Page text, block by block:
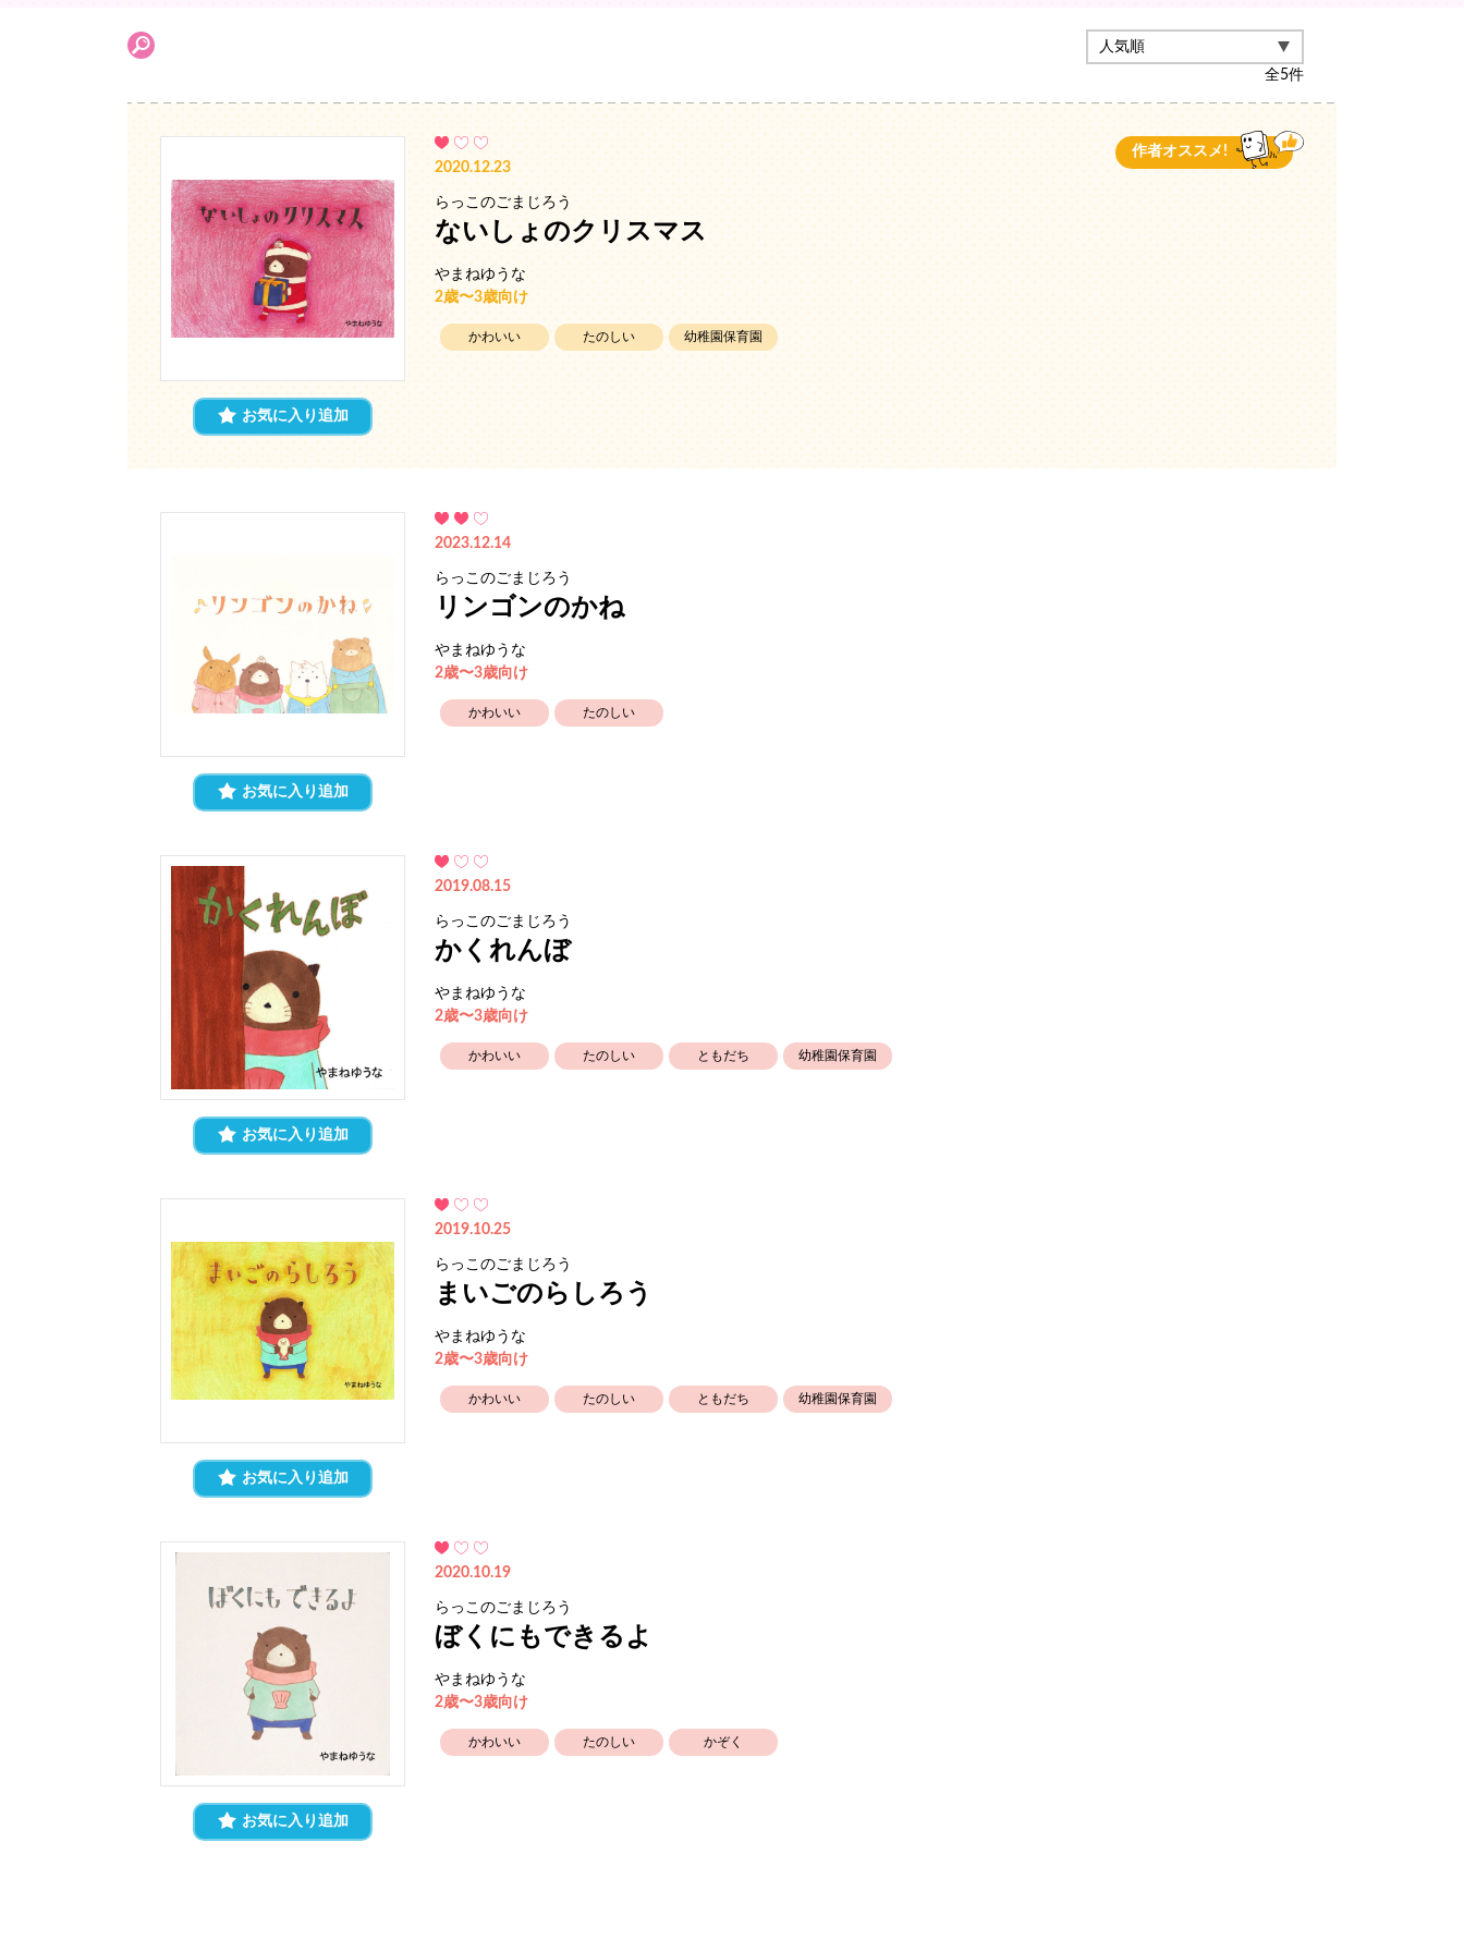
全5件
お気に入り追加
作者オススメ!
2020.12.23
らっこのごまじろう
ないしょのクリスマス
やまねゆうな
2歳〜3歳向け
かわいい たのしい 幼稚園保育園
お気に入り追加
2023.12.14
らっこのごまじろう
リンゴンのかね
やまねゆうな
2歳〜3歳向け
かわいい たのしい
お気に入り追加
2019.08.15
らっこのごまじろう
かくれんぼ
やまねゆうな
2歳〜3歳向け
かわいい たのしい ともだち 幼稚園保育園
お気に入り追加
2019.10.25
らっこのごまじろう
まいごのらしろう
やまねゆうな
2歳〜3歳向け
かわいい たのしい ともだち 幼稚園保育園
お気に入り追加
2020.10.19
らっこのごまじろう
ぼくにもできるよ
やまねゆうな
2歳〜3歳向け
かわいい たのしい かぞく